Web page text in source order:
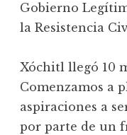
Gobierno
la Resistencia
Xóchitl llegó 10
Comenzamos a
aspiraciones a
por parte de un